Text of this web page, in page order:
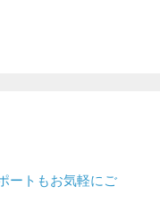
ートもお気軽にご